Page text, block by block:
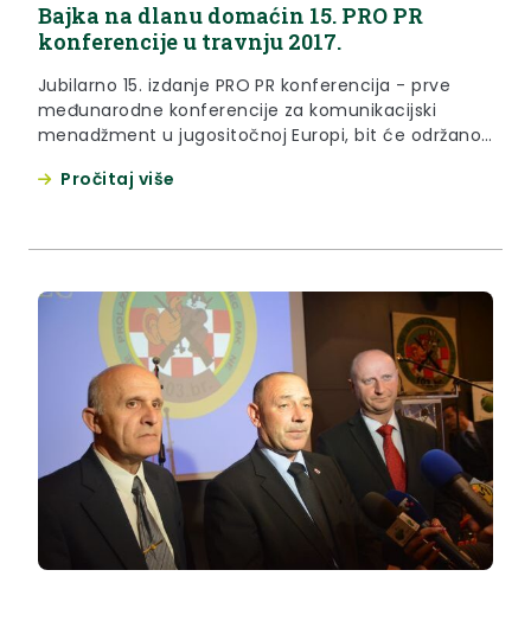
Bajka na dlanu domaćin 15. PRO PR
konferencije u travnju 2017.
Jubilarno 15. izdanje PRO PR konferencija - prve
međunarodne konferencije za komunikacijski
menadžment u jugositočnoj Europi, bit će održano
županije Željka Kolara od 7. do 9. travnja 2017.
Pročitaj više